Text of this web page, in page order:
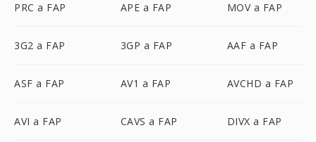
PRC a FAP APE a FAP MOV a FAP
3G2 a FAP 3GP a FAP AAF a FAP
ASF a FAP AV1 a FAP AVCHD a FAP
AVI a FAP CAVS a FAP DIVX a FAP